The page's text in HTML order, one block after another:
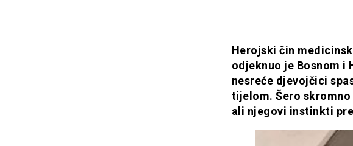
Herojski čin
odjeknuo je Bosnom i
nesreće djevojčici
tijelom. Šero skromno
ali njegovi instinkti